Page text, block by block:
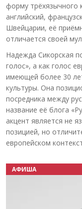
форму трёхязычного
английский,
Швейцарии, её
отличается своей
Надежда Сикорская
голос», а как голос
имеющей более 30
культуры. Она
посредника между
название её блога
акцент является не
позицией, но
европейском
АФИША